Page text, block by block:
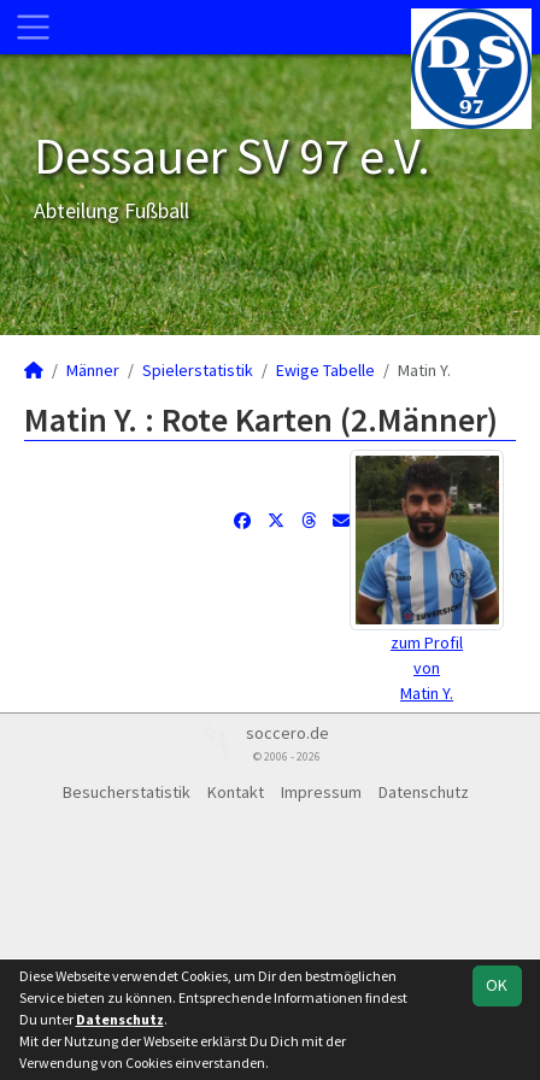
Dessauer SV 97 e.V.
Abteilung Fußball
Männer Spielerstatistik Ewige Tabelle Matin Y.
Matin Y. : Rote Karten (2.Männer)
zum Profil
von
Matin Y.
soccero.de
© 2006 - 2026
Besucherstatistik Kontakt Impressum Datenschutz
OK
Diese Webseite verwendet Cookies, um Dir den bestmöglichen
Service bieten zu können. Entsprechende Informationen findest
Du unter Datenschutz.
Mit der Nutzung der Webseite erklärst Du Dich mit der
Verwendung von Cookies einverstanden.